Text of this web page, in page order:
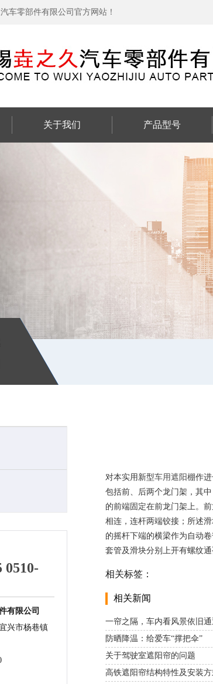
车零部件有限公司官方网站！
关于我们 产品型号
0510-
有限公司
兴市杨巷镇
对本实用新型车用遮阳棚作
包括前、后两个龙门架，其
的前端固定在前龙门架上。
相连，连杆两端铰接；所述
的摇杆下端的横梁作为自动
套管及滑块分别上开有螺纹
相关标签：
相关新闻
一帘之隔，车内看风景依旧通
防晒降温：给爱车“撑把伞”
关于驾驶室遮阳帘的问题
高铁遮阳帘结构特性及安装